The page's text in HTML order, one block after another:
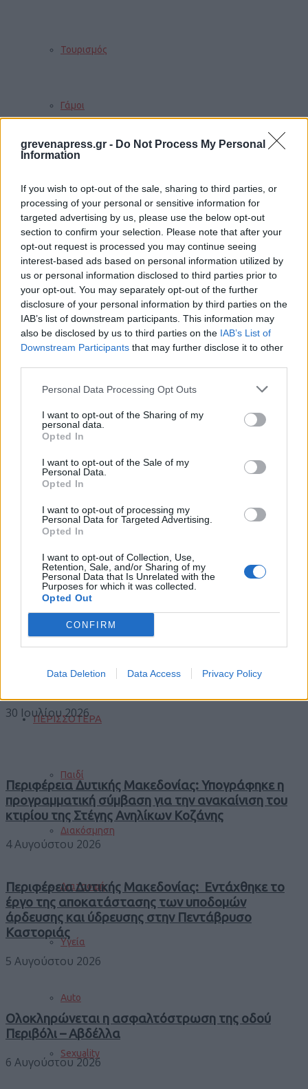
grevenapress.gr - Do Not Process My Personal
Information
If you wish to opt-out of the sale, sharing to third parties, or
processing of your personal or sensitive information for
targeted advertising by us, please use the below opt-out
section to confirm your selection. Please note that after your
opt-out request is processed you may continue seeing
interest-based ads based on personal information utilized by
us or personal information disclosed to third parties prior to
your opt-out. You may separately opt-out of the further
disclosure of your personal information by third parties on the
IAB’s list of downstream participants. This information may
also be disclosed by us to third parties on the IAB’s List of
Downstream Participants that may further disclose it to other
Personal Data Processing Opt Outs
I want to opt-out of the Sharing of my
personal data.
Opted In
I want to opt-out of the Sale of my
Personal Data.
Opted In
I want to opt-out of processing my
Personal Data for Targeted Advertising.
Opted In
I want to opt-out of Collection, Use,
Retention, Sale, and/or Sharing of my
Personal Data that Is Unrelated with the
Purposes for which it was collected.
Opted Out
CONFIRM
Data Deletion Data Access Privacy Policy
Τουρισμός
Γάμοι
Δρομολόγια
Εορτολόγιο
Αγγελίες
Κηδείες
Καιρός
Φαρμακεία
ΠΕΡΙΣΣΟΤΕΡΑ
Παιδί
Διακόσμηση
Διατροφή
Υγεία
Auto
Sexuality
Comments
Latest
ανακοινώνουν την τιμή αγοράς στο Μαλακό Σιτάρι
30 Ιουλίου 2026
Περιφέρεια Δυτικής Μακεδονίας: Υπογράφηκε η
προγραμματική σύμβαση για την ανακαίνιση του
κτιρίου της Στέγης Ανηλίκων Κοζάνης
4 Αυγούστου 2026
Περιφέρεια Δυτικής Μακεδονίας: Εντάχθηκε το
έργο της αποκατάστασης των υποδομών
άρδευσης και ύδρευσης στην Πεντάβρυσο
Καστοριάς
5 Αυγούστου 2026
Ολοκληρώνεται η ασφαλτόστρωση της οδού
Περιβόλι – Αβδέλλα
6 Αυγούστου 2026